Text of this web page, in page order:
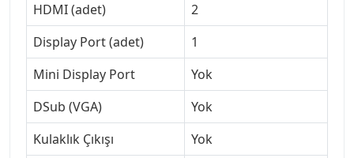
HDMI (adet)
2
Display Port (adet)
1
Mini Display Port
Yok
DSub (VGA)
Yok
Kulaklık Çıkışı
Yok